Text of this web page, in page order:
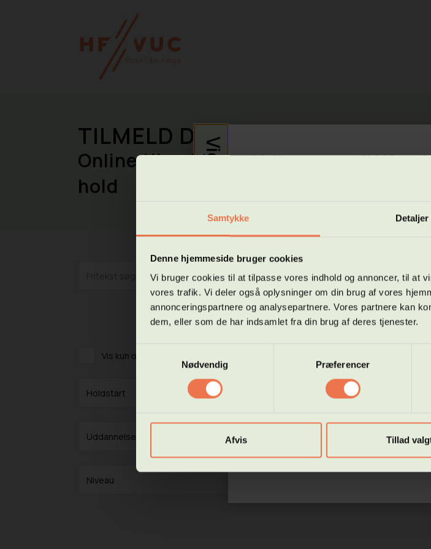
Samtykke Detaljer
Denne hjemmeside bruger cookies
Vi bruger cookies til at tilpasse vores indhold og annoncer, til at
vores trafik. Vi deler også oplysninger om din brug af vores
annonceringspartnere og analysepartnere. Vores partnere kan
dem, eller som de har indsamlet fra din brug af deres tjenester.
Nødvendig
Præferencer
Afvis Tillad
TILMELD DIG FAG OG HOLD
Online tilmelding til HF, se AVU- og
hold
Vis kun onlinehold
Holdstart
Uddannelsestype - Bemærk Hf = Gym
Niveau
Vigtig info
Velkommen til Hf og
I denne webshop kan du se vores hold på
* Forberedende voksenundervisning (FVU)
* Højere forberedelseseksamen (HF)
Ansøgning om optagelse via webshop kan
Hf selvstudie.
Vi starter indskrivning til hf online den 8. april
Hvis du skal optages på andre hold, skal du
https://www.hfvucroskilde.dk/vejledning/book-